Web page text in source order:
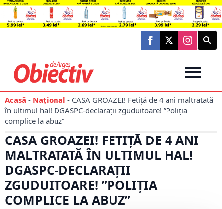
Search
for:
Acasă - Național - CASA GROAZEI! Fetiță de 4 ani maltratată
în ultimul hal! DGASPC-declarații zguduitoare! ”Poliția
complice la abuz”
CASA GROAZEI! FETIȚĂ DE 4 ANI
MALTRATATĂ ÎN ULTIMUL HAL!
DGASPC-DECLARAȚII
ZGUDUITOARE! ”POLIȚIA
COMPLICE LA ABUZ”